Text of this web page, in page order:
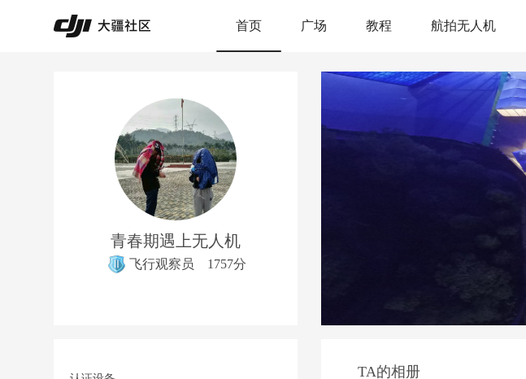
首页 广场 教程 航拍无人机
青春期遇上无人机
飞行观察员 1757分
TA的相册